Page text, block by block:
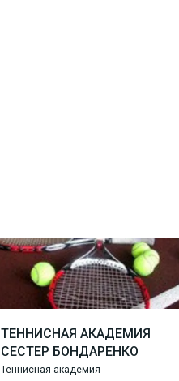
ТЕННИСНАЯ АКАДЕМИЯ
СЕСТЕР БОНДАРЕНКО
Теннисная академия